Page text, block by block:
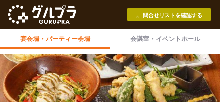
問合せリストを確認する
宴会場・ パーティー会場 会議室・ イベントホール